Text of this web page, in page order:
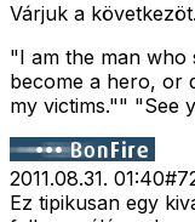
Várjuk a
"I am the man who
become a hero, or
my victims."" "See
2011.08.31. 01:40#
Ez tipikusan egy